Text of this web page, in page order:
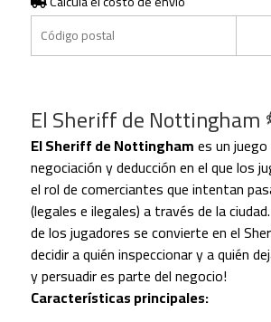
El Sheriff de Nottingham
El Sheriff de Nottinghames un
negociación y deducción en el que los
el rol de comerciantes que intentan
(legales e ilegales) a través de la
de los jugadores se convierte en el
decidir a quién inspeccionar y a quién
y persuadir es parte del negocio!
Características principales: